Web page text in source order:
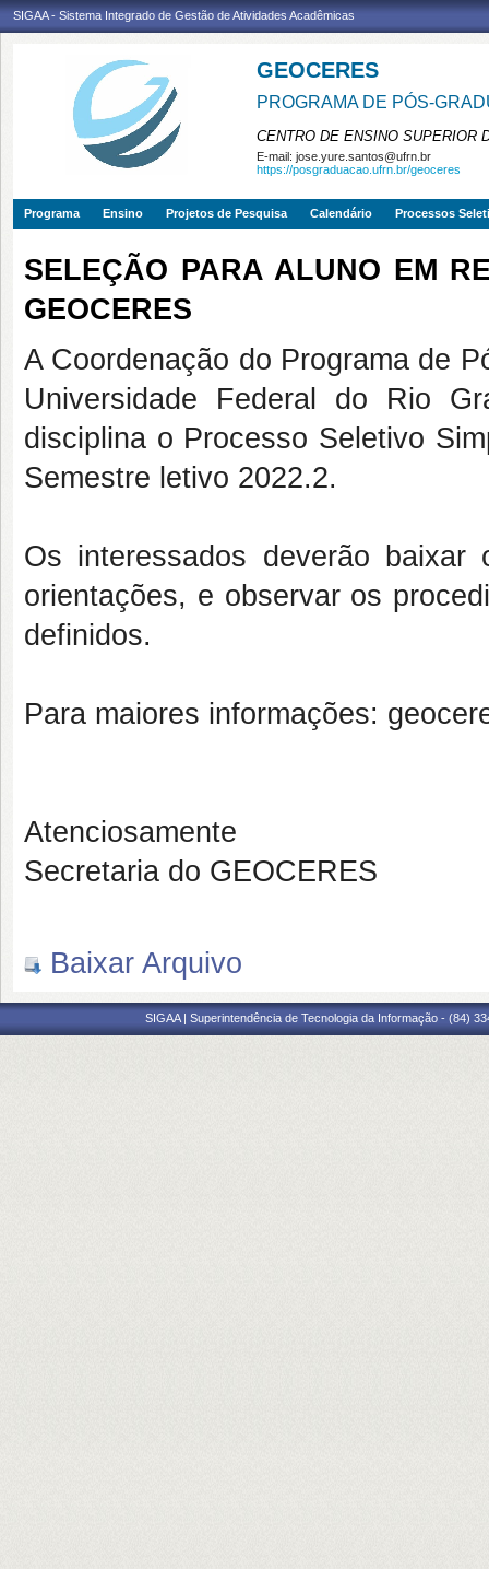
SIGAA - Sistema Integrado de Gestão de Atividades Acadêmicas
GEOCERES
PROGRAMA DE PÓS-
CENTRO DE ENSINO SUPERIOR
E-mail: jose.yure.santos@ufrn.br
https://posgraduacao.ufrn.br/geoceres
Programa Ensino Projetos de Pesquisa Calendário Processos
SELEÇÃO PARA ALUNO EM
GEOCERES
A Coordenação do Programa de
Universidade Federal do Rio
disciplina o Processo Seletivo
Semestre letivo 2022.2.
Os interessados deverão
orientações, e observar os
definidos.
Para maiores informações:
Atenciosamente
Secretaria do GEOCERES
Baixar Arquivo
SIGAA | Superintendência de Tecnologia da Informação - (84)